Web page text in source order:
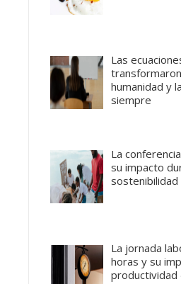
Las
humanidad y
siempre
La
su impacto
sostenibilidad
La jornada
horas y su
productividad